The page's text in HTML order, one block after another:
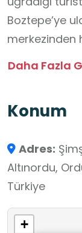
Boztepe’ye
merkezinden
Özellikle
için
yer alan
manzaraya
sadece
aktivitelerle
paraşütü
Daha Fazla
Konum
Adres:
Altınordu,
Türkiye
+